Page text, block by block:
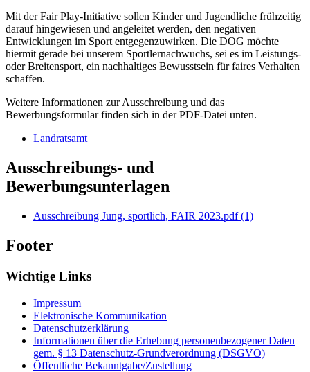
Mit der Fair Play-Initiative sollen Kinder und Jugendliche frühzeitig
darauf hingewiesen und angeleitet werden, den negativen
Entwicklungen im Sport entgegenzuwirken. Die DOG möchte
hiermit gerade bei unserem Sportlernachwuchs, sei es im Leistungs-
oder Breitensport, ein nachhaltiges Bewusstsein für faires Verhalten
schaffen.
Weitere Informationen zur Ausschreibung und das
Bewerbungsformular finden sich in der PDF-Datei unten.
Landratsamt
Ausschreibungs- und
Bewerbungsunterlagen
Ausschreibung Jung, sportlich, FAIR 2023.pdf (1)
Footer
Wichtige Links
Impressum
Elektronische Kommunikation
Datenschutzerklärung
Informationen über die Erhebung personenbezogener Daten
gem. § 13 Datenschutz-Grundverordnung (DSGVO)
Öffentliche Bekanntgabe/Zustellung